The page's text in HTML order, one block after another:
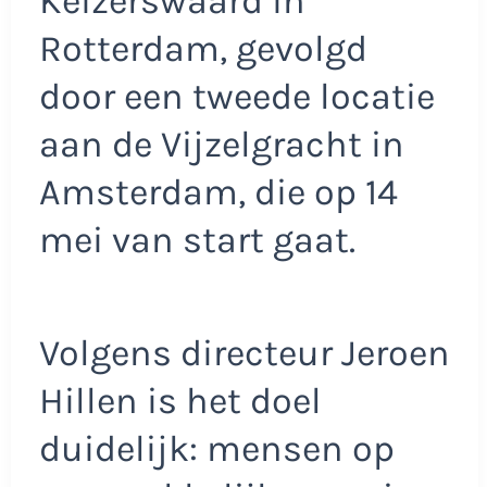
Rotterdam, gevolgd
door een tweede locatie
aan de Vijzelgracht in
Amsterdam, die op 14
mei van start gaat.
Volgens directeur Jeroen
Hillen is het doel
duidelijk: mensen op